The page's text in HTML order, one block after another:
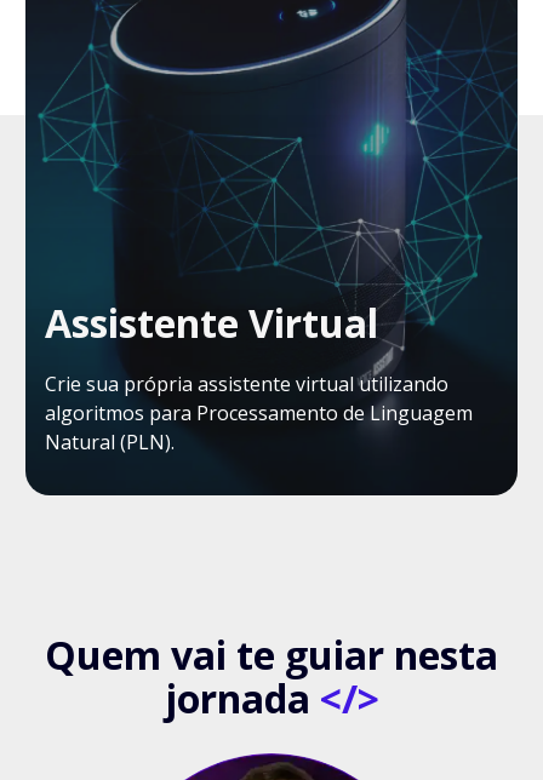
Assistente Virtual
Crie sua própria assistente virtual utilizando
algoritmos para Processamento de Linguagem
Natural (PLN).
Quem vai te guiar nesta
jornada </>